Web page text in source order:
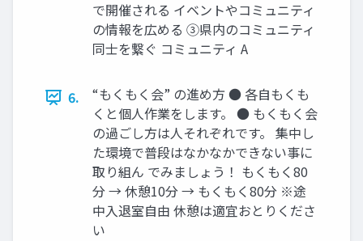
で開催される イベントやコミュニティ
の情報を広める ③県内のコミュニティ
同士を繋ぐ コミュニティ A
6.
“もくもく会” の進め方 ● 各自もくも
くと個人作業をします。 ● もくもく会
の過ごし方は人それぞれです。 集中し
た環境で普段はなかなかできない事に
取り組ん でみましょう！ もくもく80
分 → 休憩10分 → もくもく80分 ※途
中入退室自由 休憩は適宜おとりくださ
い